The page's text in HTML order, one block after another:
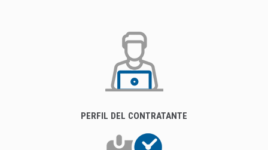
PERFIL DEL CONTRATANTE